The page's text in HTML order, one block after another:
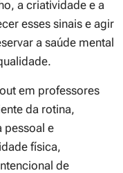
a criatividade e a
esses sinais e agir
a saúde mental
em professores
da rotina,
pessoal e
física,
de